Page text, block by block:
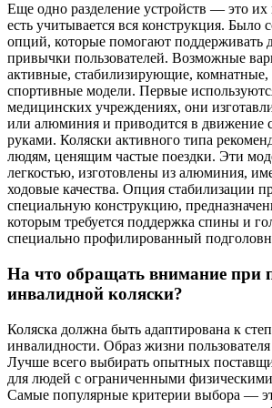
Еще одно разделение устройств — это их
есть учитывается вся конструкция. Было
опций, которые помогают поддерживать
привычки пользователей. Возможные
активные, стабилизирующие, комнатные,
спортивные модели. Первые
медицинских учреждениях, они
или алюминия и приводится в движение
руками. Коляски активного типа
людям, ценящим частые поездки. Эти
легкостью, изготовлены из алюминия,
ходовые качества. Опция стабилизации
специальную конструкцию,
которым требуется поддержка спины и
специально профилированный
На что обращать внимание при
инвалидной коляски?
Коляска должна быть адаптирована к
инвалидности. Образ жизни
Лучше всего выбирать опытных
для людей с ограниченными
Самые популярные критерии выбора —